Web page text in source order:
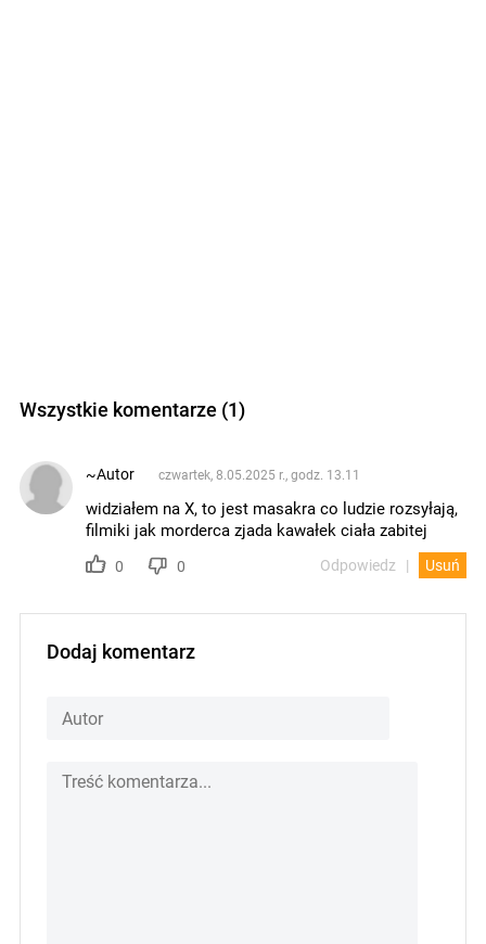
Wszystkie komentarze (1)
~Autor czwartek, 8.05.2025 r., godz. 13.11
widziałem na X, to jest masakra co ludzie rozsyłają,
filmiki jak morderca zjada kawałek ciała zabitej
0 0 Odpowiedz Usuń
Dodaj komentarz